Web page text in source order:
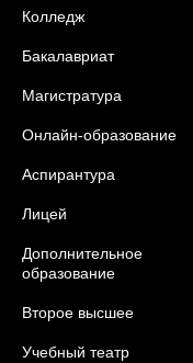
Колледж
Бакалавриат
Магистратура
Онлайн-образование
Аспирантура
Лицей
Дополнительное
образование
Второе высшее
Учебный театр